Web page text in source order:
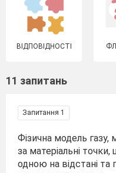
ВІДПОВІДНОСТІ
11 запитань
Запитання 1
Фізична модель
за матеріальні
одною на відстані